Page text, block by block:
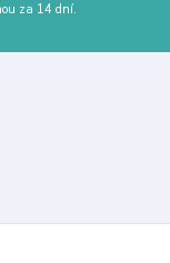
za 14 dní.